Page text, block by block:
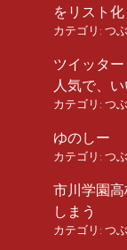
をリスト
カテゴリ: つ
ツイッタ
人気で、
カテゴリ: つ
ゆのしー
カテゴリ: つ
市川学園
しまう
カテゴリ: つ